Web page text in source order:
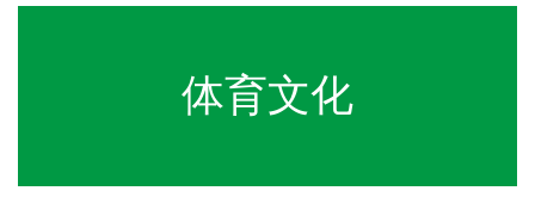
体育文化